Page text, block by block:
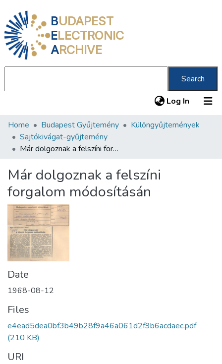
BUDAPEST
ELECTRONIC
ARCHIVE
Search
Log In (current)
Communities & Collections
All of DSpace
About us
Home Budapest Gyűjtemény
Különgyűjtemények
Sajtókivágat-gyűjtemény
Már dolgoznak a felszíni forgalom módosításán
Már dolgoznak a felszíni
forgalom módosításán
Date
1968-08-12
Files
e4ead5dea0bf3b49b28f9a46a061d2f9b6acdaec.pdf
(210 KB)
URI